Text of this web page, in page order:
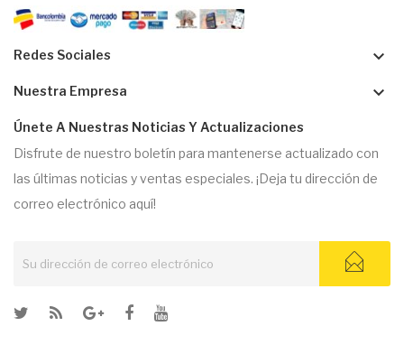
Redes Sociales keyboard_arrow_down
Nuestra Empresa keyboard_arrow_down
Únete A Nuestras Noticias Y Actualizaciones
Disfrute de nuestro boletín para mantenerse actualizado con
las últimas noticias y ventas especiales. ¡Deja tu dirección de
correo electrónico aquí!